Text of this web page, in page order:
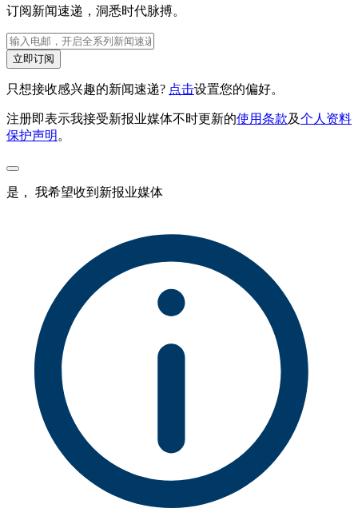
订阅新闻速递，洞悉时代脉搏。
立即订阅
只想接收感兴趣的新闻速递? 点击设置您的偏好。
注册即表示我接受新报业媒体不时更新的使用条款及个人资料
保护声明 。
是， 我希望收到新报业媒体